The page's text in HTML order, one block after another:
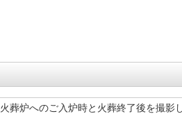
火葬炉へのご入炉時と火葬終了後を撮影